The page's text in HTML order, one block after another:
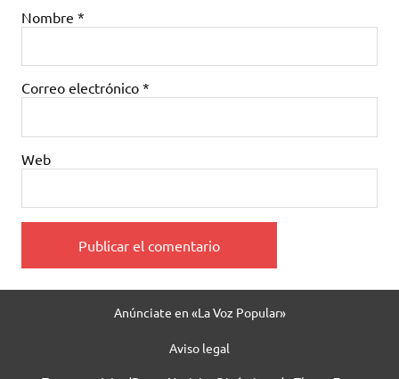
Nombre *
Correo electrónico *
Web
Anúnciate en «La Voz Popular»
Aviso legal